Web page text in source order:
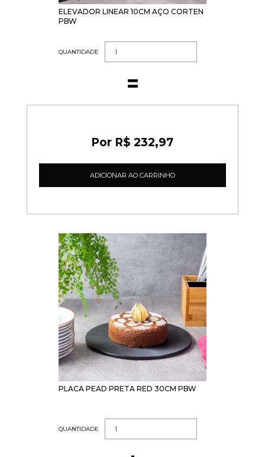
ELEVADOR LINEAR 10CM AÇO CORTEN
PBW
QUANTIDADE
R$ 232,97
ADICIONAR AO CARRINHO
PLACA PEAD PRETA RED 30CM PBW
QUANTIDADE